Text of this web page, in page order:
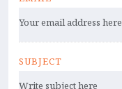
SUBJECT